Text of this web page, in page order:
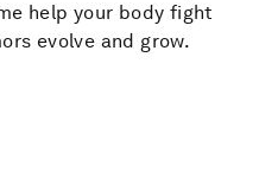
help your body fight
evolve and grow.